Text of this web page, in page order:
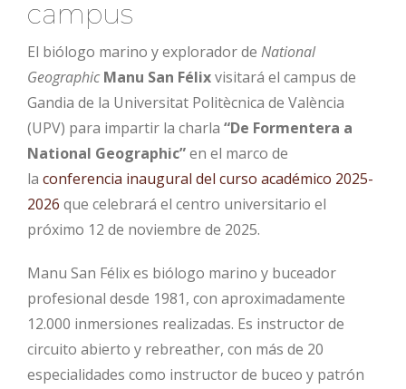
campus
El biólogo marino y explorador de National
Geographic Manu San Félixvisitará el campus de
Gandia de la Universitat Politècnica de València
(UPV) para impartir la charla “De Formentera a
National Geographic”en el marco de
la conferencia inaugural del curso académico 2025-
2026 que celebrará el centro universitario el
próximo 12 de noviembre de 2025.
Manu San Félix es biólogo marino y buceador
profesional desde 1981, con aproximadamente
12.000 inmersiones realizadas. Es instructor de
circuito abierto y rebreather, con más de 20
especialidades como instructor de buceo y patrón